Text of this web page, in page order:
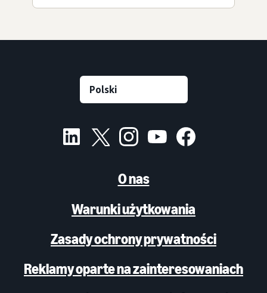
O nas
Warunki użytkowania
Zasady ochrony prywatności
Reklamy oparte na zainteresowaniach